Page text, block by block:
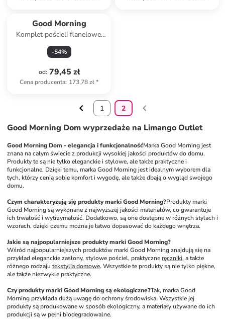
Good Morning
Komplet pościeli flanelowej
"Chevy" w kolorze
jasnobrązowo-beżowym
-54%
od: 79,45 zł
Cena producenta: 173,78 zł*
1 2
Good Morning Dom wyprzedaże na Limango Outlet
Good Morning Dom - elegancja i funkcjonalnośćMarka Good Morning jest
znana na całym świecie z produkcji wysokiej jakości produktów do domu.
Produkty te są nie tylko eleganckie i stylowe, ale także praktyczne i
funkcjonalne. Dzięki temu, marka Good Morning jest idealnym wyborem dla
tych, którzy cenią sobie komfort i wygodę, ale także dbają o wygląd swojego
domu.
Czym charakteryzują się produkty marki Good Morning?Produkty marki
Good Morning są wykonane z najwyższej jakości materiałów, co gwarantuje
ich trwałość i wytrzymałość. Dodatkowo, są one dostępne w różnych stylach i
wzorach, dzięki czemu można je łatwo dopasować do każdego wnętrza.
Jakie są najpopularniejsze produkty marki Good Morning?
Wśród najpopularniejszych produktów marki Good Morning znajdują się na
przykład eleganckie zasłony, stylowe pościel, praktyczne ręczniki, a także
różnego rodzaju tekstylia domowe. Wszystkie te produkty są nie tylko piękne,
ale także niezwykle praktyczne.
Czy produkty marki Good Morning są ekologiczne?Tak, marka Good
Morning przykłada dużą uwagę do ochrony środowiska. Wszystkie jej
produkty są produkowane w sposób ekologiczny, a materiały używane do ich
produkcji są w pełni biodegradowalne.